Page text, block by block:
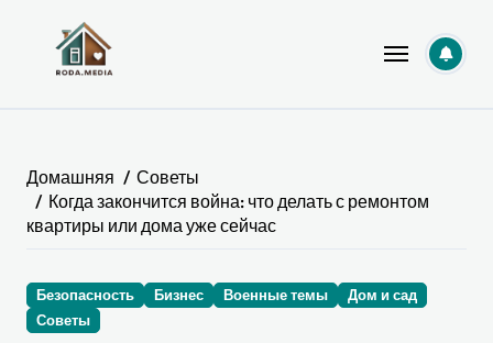
содержанию
Домашняя
Советы
Когда закончится война: что делать с ремонтом
квартиры или дома уже сейчас
Безопасность Бизнес Военные темы
Дом и сад
Советы